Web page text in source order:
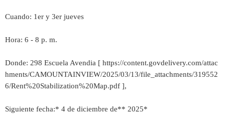
Cuando: 1er y 3er jueves
Hora: 6 - 8 p. m.
Donde: 298 Escuela Avendia [ https://content.govdelivery.com/attac
hments/CAMOUNTAINVIEW/2025/03/13/file_attachments/319552
6/Rent%20Stabilization%20Map.pdf ],
Siguiente fecha:* 4 de diciembre de** 2025*